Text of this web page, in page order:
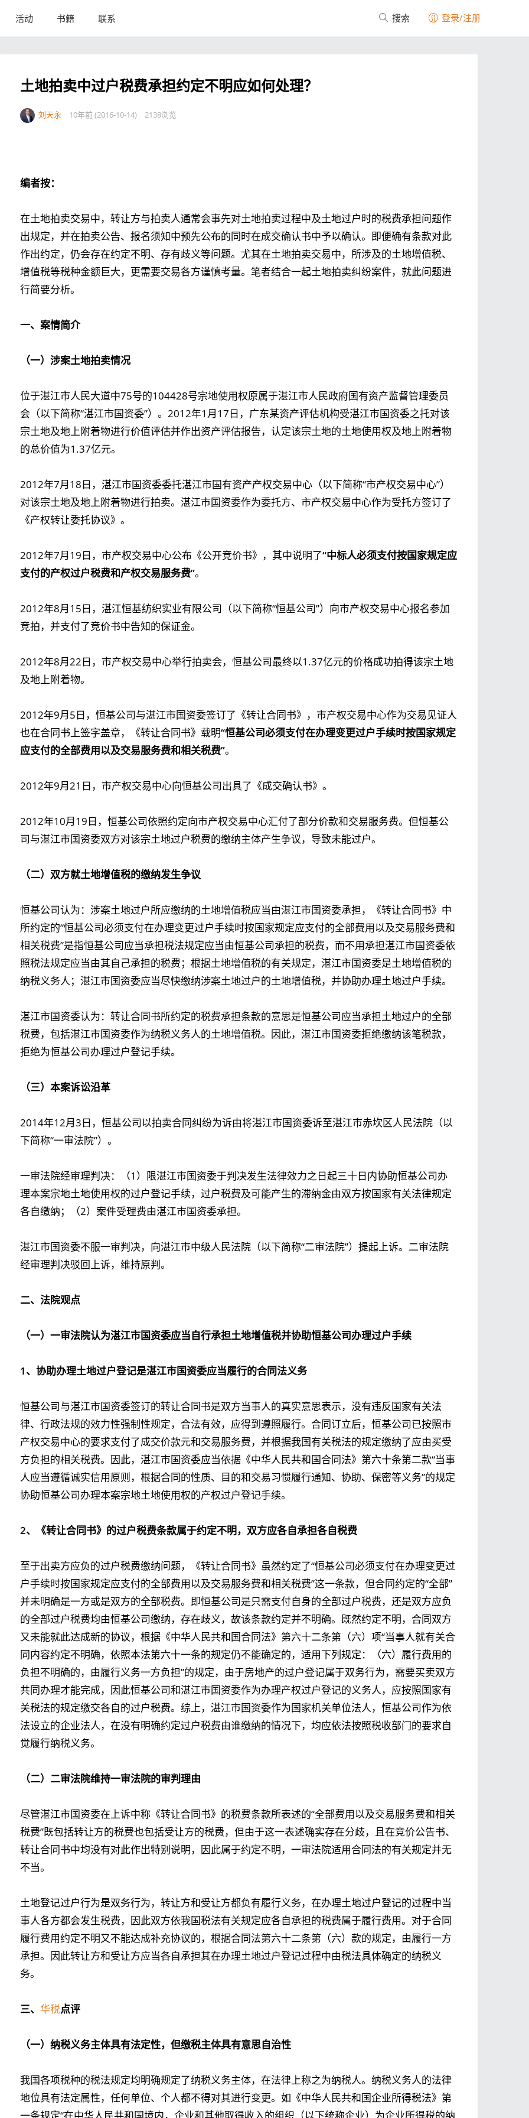
活动 书籍 联系 搜索 登录/注册
土地拍卖中过户税费承担约定不明应如何处理？
刘天永 10年前 (2016-10-14) 2138浏览
编者按：
在土地拍卖交易中，转让方与拍卖人通常会事先对土地拍卖过程中及土地过户时的税费承担问题作
出规定，并在拍卖公告、报名须知中预先公布的同时在成交确认书中予以确认。即便确有条款对此
作出约定，仍会存在约定不明、存有歧义等问题。尤其在土地拍卖交易中，所涉及的土地增值税、
增值税等税种金额巨大，更需要交易各方谨慎考量。笔者结合一起土地拍卖纠纷案件，就此问题进
行简要分析。
一、案情简介
（一）涉案土地拍卖情况
位于湛江市人民大道中75号的104428号宗地使用权原属于湛江市人民政府国有资产监督管理委员
会（以下简称“湛江市国资委”）。2012年1月17日，广东某资产评估机构受湛江市国资委之托对该
宗土地及地上附着物进行价值评估并作出资产评估报告，认定该宗土地的土地使用权及地上附着物
的总价值为1.37亿元。
2012年7月18日，湛江市国资委委托湛江市国有资产产权交易中心（以下简称“市产权交易中心”）
对该宗土地及地上附着物进行拍卖。湛江市国资委作为委托方、市产权交易中心作为受托方签订了
《产权转让委托协议》。
2012年7月19日，市产权交易中心公布《公开竞价书》，其中说明了“中标人必须支付按国家规定应
支付的产权过户税费和产权交易服务费”。
2012年8月15日，湛江恒基纺织实业有限公司（以下简称“恒基公司”）向市产权交易中心报名参加
竞拍，并支付了竞价书中告知的保证金。
2012年8月22日，市产权交易中心举行拍卖会，恒基公司最终以1.37亿元的价格成功拍得该宗土地
及地上附着物。
2012年9月5日，恒基公司与湛江市国资委签订了《转让合同书》，市产权交易中心作为交易见证人
也在合同书上签字盖章，《转让合同书》载明“恒基公司必须支付在办理变更过户手续时按国家规定
应支付的全部费用以及交易服务费和相关税费”。
2012年9月21日，市产权交易中心向恒基公司出具了《成交确认书》。
2012年10月19日，恒基公司依照约定向市产权交易中心汇付了部分价款和交易服务费。但恒基公
司与湛江市国资委双方对该宗土地过户税费的缴纳主体产生争议，导致未能过户。
（二）双方就土地增值税的缴纳发生争议
恒基公司认为：涉案土地过户所应缴纳的土地增值税应当由湛江市国资委承担，《转让合同书》中
所约定的“恒基公司必须支付在办理变更过户手续时按国家规定应支付的全部费用以及交易服务费和
相关税费”是指恒基公司应当承担税法规定应当由恒基公司承担的税费，而不用承担湛江市国资委依
照税法规定应当由其自己承担的税费；根据土地增值税的有关规定，湛江市国资委是土地增值税的
纳税义务人；湛江市国资委应当尽快缴纳涉案土地过户的土地增值税，并协助办理土地过户手续。
湛江市国资委认为：转让合同书所约定的税费承担条款的意思是恒基公司应当承担土地过户的全部
税费，包括湛江市国资委作为纳税义务人的土地增值税。因此，湛江市国资委拒绝缴纳该笔税款，
拒绝为恒基公司办理过户登记手续。
（三）本案诉讼沿革
2014年12月3日，恒基公司以拍卖合同纠纷为诉由将湛江市国资委诉至湛江市赤坎区人民法院（以
下简称“一审法院”）。
一审法院经审理判决：（1）限湛江市国资委于判决发生法律效力之日起三十日内协助恒基公司办
理本案宗地土地使用权的过户登记手续，过户税费及可能产生的滞纳金由双方按国家有关法律规定
各自缴纳；（2）案件受理费由湛江市国资委承担。
湛江市国资委不服一审判决，向湛江市中级人民法院（以下简称“二审法院”）提起上诉。二审法院
经审理判决驳回上诉，维持原判。
二、法院观点
（一）一审法院认为湛江市国资委应当自行承担土地增值税并协助恒基公司办理过户手续
1、协助办理土地过户登记是湛江市国资委应当履行的合同法义务
恒基公司与湛江市国资委签订的转让合同书是双方当事人的真实意思表示，没有违反国家有关法
律、行政法规的效力性强制性规定，合法有效，应得到遵照履行。合同订立后，恒基公司已按照市
产权交易中心的要求支付了成交价款元和交易服务费，并根据我国有关税法的规定缴纳了应由买受
方负担的相关税费。因此，湛江市国资委应当依据《中华人民共和国合同法》第六十条第二款“当事
人应当遵循诚实信用原则，根据合同的性质、目的和交易习惯履行通知、协助、保密等义务”的规定
协助恒基公司办理本案宗地土地使用权的产权过户登记手续。
2、《转让合同书》的过户税费条款属于约定不明，双方应各自承担各自税费
至于出卖方应负的过户税费缴纳问题，《转让合同书》虽然约定了“恒基公司必须支付在办理变更过
户手续时按国家规定应支付的全部费用以及交易服务费和相关税费”这一条款，但合同约定的“全部”
并未明确是一方或是双方的全部税费。即恒基公司是只需支付自身的全部过户税费，还是双方应负
的全部过户税费均由恒基公司缴纳，存在歧义，故该条款约定并不明确。既然约定不明，合同双方
又未能就此达成新的协议，根据《中华人民共和国合同法》第六十二条第（六）项“当事人就有关合
同内容约定不明确，依照本法第六十一条的规定仍不能确定的，适用下列规定：（六）履行费用的
负担不明确的，由履行义务一方负担”的规定，由于房地产的过户登记属于双务行为，需要买卖双方
共同办理才能完成，因此恒基公司和湛江市国资委作为办理产权过户登记的义务人，应按照国家有
关税法的规定缴交各自的过户税费。综上，湛江市国资委作为国家机关单位法人，恒基公司作为依
法设立的企业法人，在没有明确约定过户税费由谁缴纳的情况下，均应依法按照税收部门的要求自
觉履行纳税义务。
（二）二审法院维持一审法院的审判理由
尽管湛江市国资委在上诉中称《转让合同书》的税费条款所表述的“全部费用以及交易服务费和相关
税费”既包括转让方的税费也包括受让方的税费，但由于这一表述确实存在分歧，且在竞价公告书、
转让合同书中均没有对此作出特别说明，因此属于约定不明，一审法院适用合同法的有关规定并无
不当。
土地登记过户行为是双务行为，转让方和受让方都负有履行义务，在办理土地过户登记的过程中当
事人各方都会发生税费，因此双方依我国税法有关规定应各自承担的税费属于履行费用。对于合同
履行费用约定不明又不能达成补充协议的，根据合同法第六十二条第（六）款的规定，由履行一方
承担。因此转让方和受让方应当各自承担其在办理土地过户登记过程中由税法具体确定的纳税义
务。
三、 华税点评
（一）纳税义务主体具有法定性，但缴税主体具有意思自治性
我国各项税种的税法规定均明确规定了纳税义务主体，在法律上称之为纳税人。纳税义务人的法律
地位具有法定属性，任何单位、个人都不得对其进行变更。如《中华人民共和国企业所得税法》第